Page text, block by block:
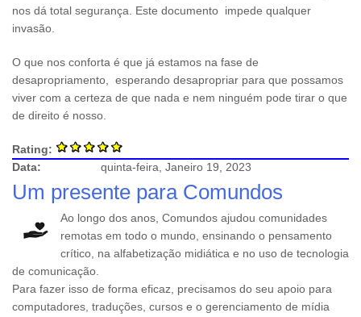
nos dá total segurança. Este documento impede qualquer
invasão.
O que nos conforta é que já estamos na fase de
desapropriamento, esperando desapropriar para que possamos
viver com a certeza de que nada e nem ninguém pode tirar o que
de direito é nosso.
Rating:
Data:
quinta-feira, Janeiro 19, 2023
Um presente para Comundos
Ao longo dos anos, Comundos ajudou comunidades
remotas em todo o mundo, ensinando o pensamento
crítico, na alfabetização midiática e no uso de tecnologia
de comunicação.
Para fazer isso de forma eficaz, precisamos do seu apoio para
computadores, traduções, cursos e o gerenciamento de mídia